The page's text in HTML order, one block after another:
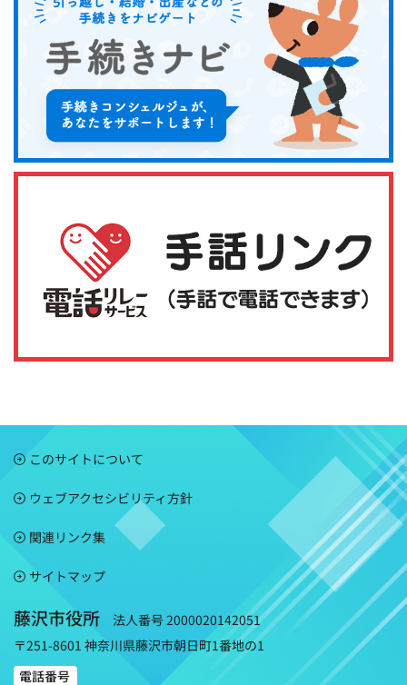
このサイトについて
ウェブアクセシビリティ方針
関連リンク集
サイトマップ
藤沢市役所
法人番号 2000020142051
〒251-8601 神奈川県藤沢市朝日町1番地の1
電話番号